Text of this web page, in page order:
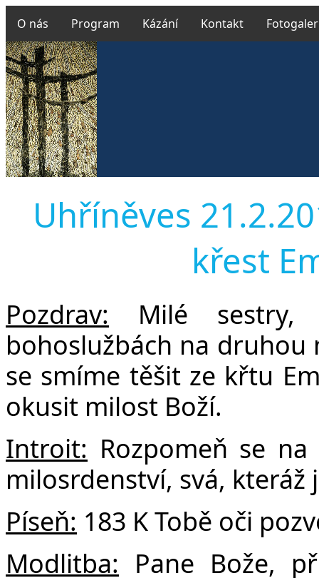
O nás Program Kázání Kontakt
Uhříněves
křest
Pozdrav: Milé
bohoslužbách na druhou
se smíme těšit ze křtu
okusit milost Boží.
Introit: Rozpomeň se
milosrdenství, svá, kteráž
Píseň: 183 K Tobě oči
Modlitba: Pane Bože,